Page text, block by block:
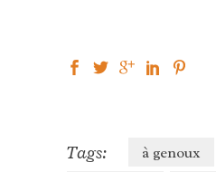
Tags: à genoux